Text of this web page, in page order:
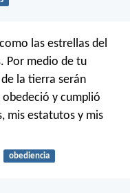
las estrellas del
Por medio de tu
la tierra serán
y cumplió
mis estatutos y mis
obediencia